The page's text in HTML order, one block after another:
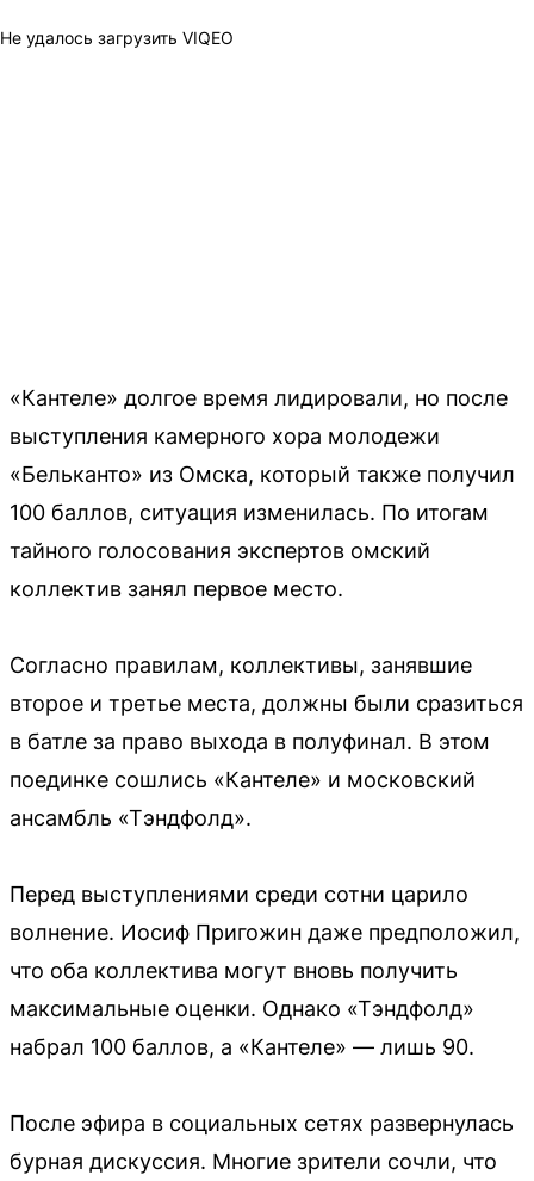
Не удалось загрузить VIQEO
«Кантеле» долгое время лидировали, но после
выступления камерного хора молодежи
«Бельканто» из Омска, который также получил
100 баллов, ситуация изменилась. По итогам
тайного голосования экспертов омский
коллектив занял первое место.
Согласно правилам, коллективы, занявшие
второе и третье места, должны были сразиться
в батле за право выхода в полуфинал. В этом
поединке сошлись «Кантеле» и московский
ансамбль «Тэндфолд».
Перед выступлениями среди сотни царило
волнение. Иосиф Пригожин даже предположил,
что оба коллектива могут вновь получить
максимальные оценки. Однако «Тэндфолд»
набрал 100 баллов, а «Кантеле» — лишь 90.
После эфира в социальных сетях развернулась
бурная дискуссия. Многие зрители сочли, что